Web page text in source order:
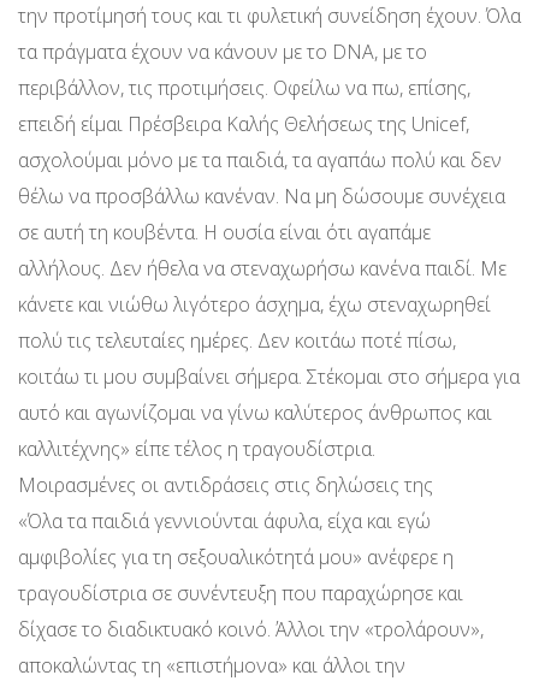
την προτίμησή τους και τι φυλετική συνείδηση έχουν. Όλα
τα πράγματα έχουν να κάνουν με το DNA, με το
περιβάλλον, τις προτιμήσεις. Οφείλω να πω, επίσης,
επειδή είμαι Πρέσβειρα Καλής Θελήσεως της Unicef,
ασχολούμαι μόνο με τα παιδιά, τα αγαπάω πολύ και δεν
θέλω να προσβάλλω κανέναν. Να μη δώσουμε συνέχεια
σε αυτή τη κουβέντα. Η ουσία είναι ότι αγαπάμε
αλλήλους. Δεν ήθελα να στεναχωρήσω κανένα παιδί. Με
κάνετε και νιώθω λιγότερο άσχημα, έχω στεναχωρηθεί
πολύ τις τελευταίες ημέρες. Δεν κοιτάω ποτέ πίσω,
κοιτάω τι μου συμβαίνει σήμερα. Στέκομαι στο σήμερα για
αυτό και αγωνίζομαι να γίνω καλύτερος άνθρωπος και
καλλιτέχνης» είπε τέλος η τραγουδίστρια.
Μοιρασμένες οι αντιδράσεις στις δηλώσεις της
«Όλα τα παιδιά γεννιούνται άφυλα, είχα και εγώ
αμφιβολίες για τη σεξουαλικότητά μου» ανέφερε η
τραγουδίστρια σε συνέντευξη που παραχώρησε και
δίχασε το διαδικτυακό κοινό. Άλλοι την «τρολάρουν»,
αποκαλώντας τη «επιστήμονα» και άλλοι την